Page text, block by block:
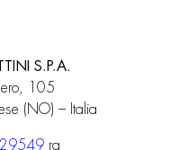
S.P.A.
105
(NO) – Italia
ra